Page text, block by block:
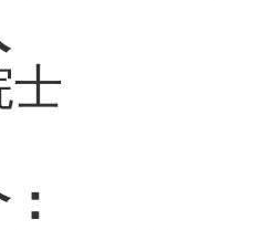
士